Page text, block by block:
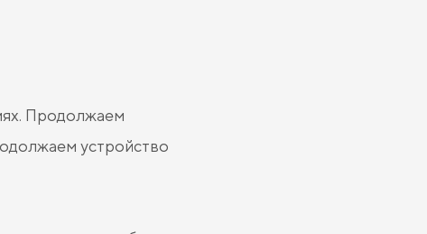
Продолжаем
устройство